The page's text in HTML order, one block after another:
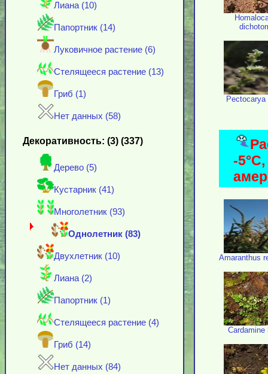
Лиана (10)
Папортник (14)
Луковичное растение (6)
Стелящееся растение (13)
Гриб (1)
Нет данных (58)
Декоративность: (3) (337)
Дерево (5)
Кустарник (41)
Многолетник (93)
Однолетник (83)
Двухлетник (10)
Лиана (2)
Папортник (1)
Стелящееся растение (4)
Гриб (14)
Нет данных (84)
Pectocarya
-
Amaranthus
Cardamine